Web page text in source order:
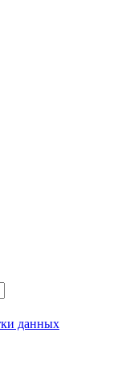
данных